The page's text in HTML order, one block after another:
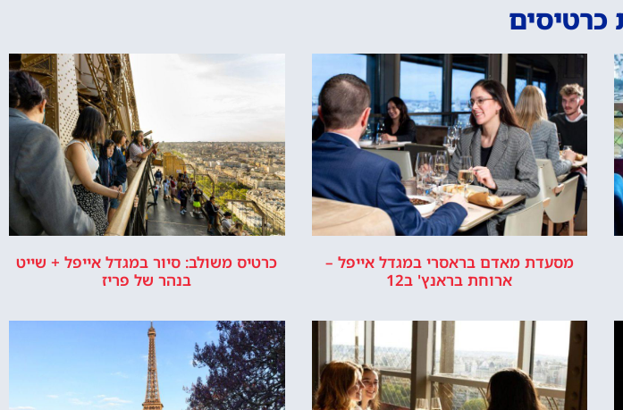
כרטיסים
מסעדת מאדם בראסרי במגדל אייפל –
ארוחת בראנץ' ב12
כרטיס משולב: סיור במגדל אייפל + שייט
בנהר של פריז